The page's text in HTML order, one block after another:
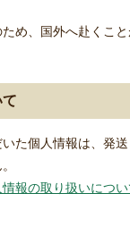
ため、国外へ赴くこと
た個人情報は、発
情報の取り扱いについ